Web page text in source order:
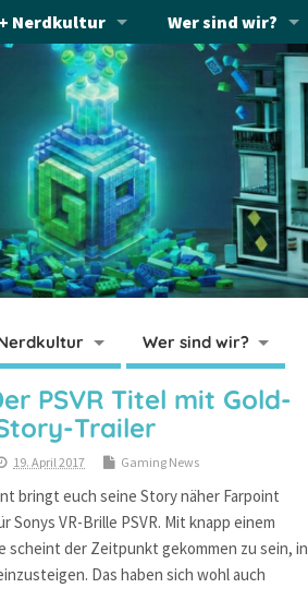
Nerdkultur Wer sind wir?
Wer sind wir?
PSVR Titel mit Gold-
Trailer
19. April 2017 Gaming News
bringt euch seine Story näher Farpoint
Sonys VR-Brille PSVR. Mit knapp einem
scheint der Zeitpunkt gekommen zu sein, in
Das haben sich wohl auch